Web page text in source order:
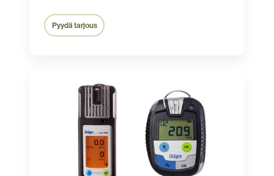
Pyydä tarjous
kaasumittarihuolto